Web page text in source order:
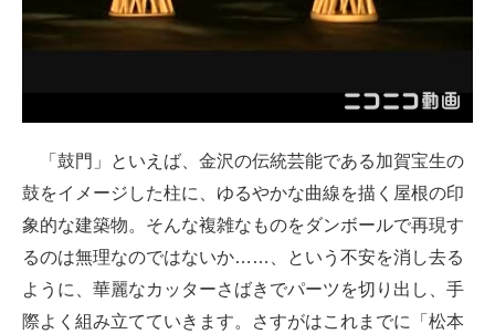
経営リーダーのコミュニティ
企業向けIT製品の総合サイト
IT製品の技術・比較・事例
製造業のIT導入・活用を支援
モノづくり技術者専門サイト
「鼓門」といえば、金沢の伝統芸能である加賀宝生の
鼓をイメージした柱に、ゆるやかな曲線を描く屋根の印
象的な建築物。そんな複雑なものをダンボールで再現す
るのは無理なのではないか……、という不安を消し去る
ように、華麗なカッターさばきでパーツを切り出し、手
際よく組み立てていきます。さすがはこれまでに「松本